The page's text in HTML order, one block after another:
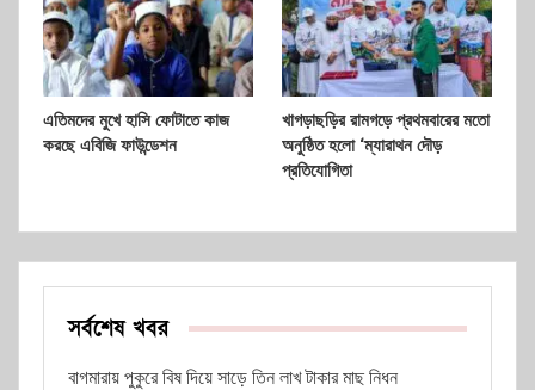
এতিমদের মুখে হাসি ফোটাতে কাজ
করছে এবিজি ফাউন্ডেশন
খাগড়াছড়ির রামগড়ে প্রথমবারের মতো
অনুষ্ঠিত হলো ‘ম্যারাথন দৌড়
প্রতিযোগিতা
সর্বশেষ খবর
বাগমারায় পুকুরে বিষ দিয়ে সাড়ে তিন লাখ টাকার মাছ নিধন